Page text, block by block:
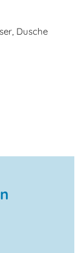
Dusche